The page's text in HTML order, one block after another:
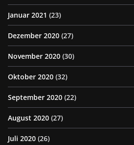
Januar 2021 (23)
Dezember 2020 (27)
November 2020 (30)
Oktober 2020 (32)
September 2020 (22)
August 2020 (27)
Juli 2020 (26)